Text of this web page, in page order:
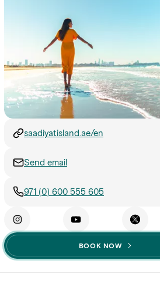
saadiyatisland.ae/en
Send email
971 (0) 600 555 605
BOOK NOW